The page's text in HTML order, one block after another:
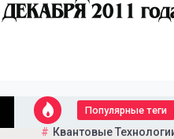
Популярные теги
Квантовые